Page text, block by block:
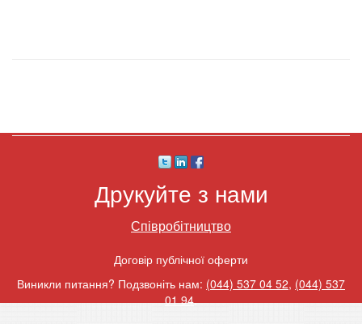
Друкуйте з нами
Співробітництво
Договір публічної оферти
Виникли питання? Подзвоніть нам: (044) 537 04 52, (044) 537
01 94.